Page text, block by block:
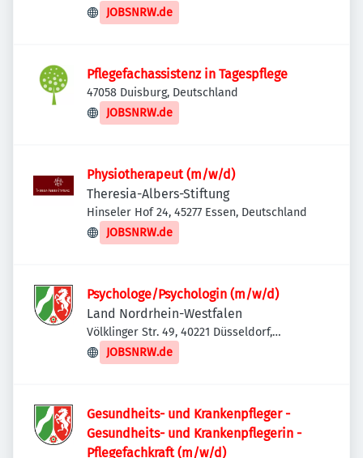
JOBSNRW.de
Pflegefachassistenz in Tagespflege
47058 Duisburg, Deutschland
JOBSNRW.de
Physiotherapeut (m/w/d)
Theresia-Albers-Stiftung
Hinseler Hof 24, 45277 Essen, Deutschland
JOBSNRW.de
Psychologe/Psychologin (m/w/d)
Land Nordrhein-Westfalen
Völklinger Str. 49, 40221 Düsseldorf,
Deutschland
JOBSNRW.de
Gesundheits- und Krankenpfleger -
Gesundheits- und Krankenpflegerin -
Pflegefachkraft (m/w/d)